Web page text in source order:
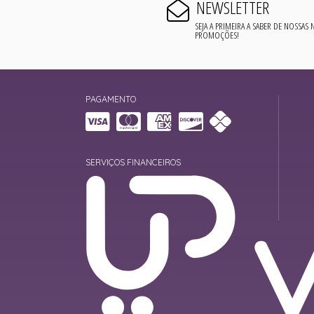
NEWSLETTER
SEJA A PRIMEIRA A SABER DE NOSSAS
PROMOÇÕES!
PAGAMENTO
SERVIÇOS FINANCEIROS